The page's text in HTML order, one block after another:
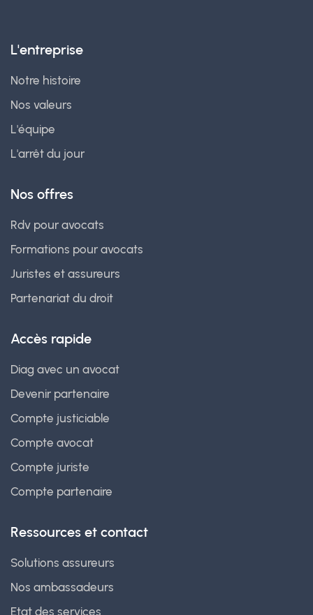
L'entreprise
Notre histoire
Nos valeurs
L'équipe
L'arrêt du jour
Nos offres
Rdv pour avocats
Formations pour avocats
Juristes et assureurs
Partenariat du droit
Accès rapide
Diag avec un avocat
Devenir partenaire
Compte justiciable
Compte avocat
Compte juriste
Compte partenaire
Ressources et contact
Solutions assureurs
Nos ambassadeurs
Etat des services